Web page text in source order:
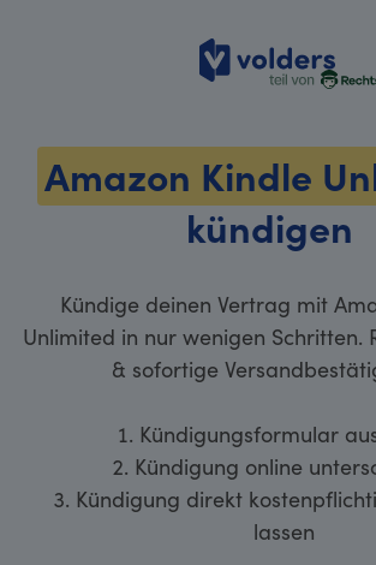
volders
Amazon Kindle
kündigen
Kündige deinen Vertrag mit
Unlimited in nur wenigen Schritten.
& sofortige
Kündigungsformular
Kündigung online
Kündigung direkt
lassen